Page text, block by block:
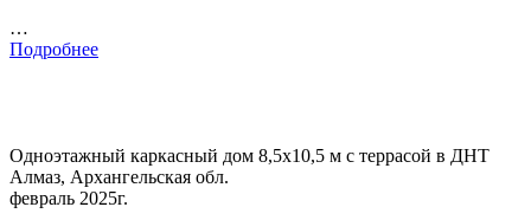
…
Подробнее
Одноэтажный каркасный дом 8,5х10,5 м с террасой в ДНТ
Алмаз, Архангельская обл.
февраль 2025г.